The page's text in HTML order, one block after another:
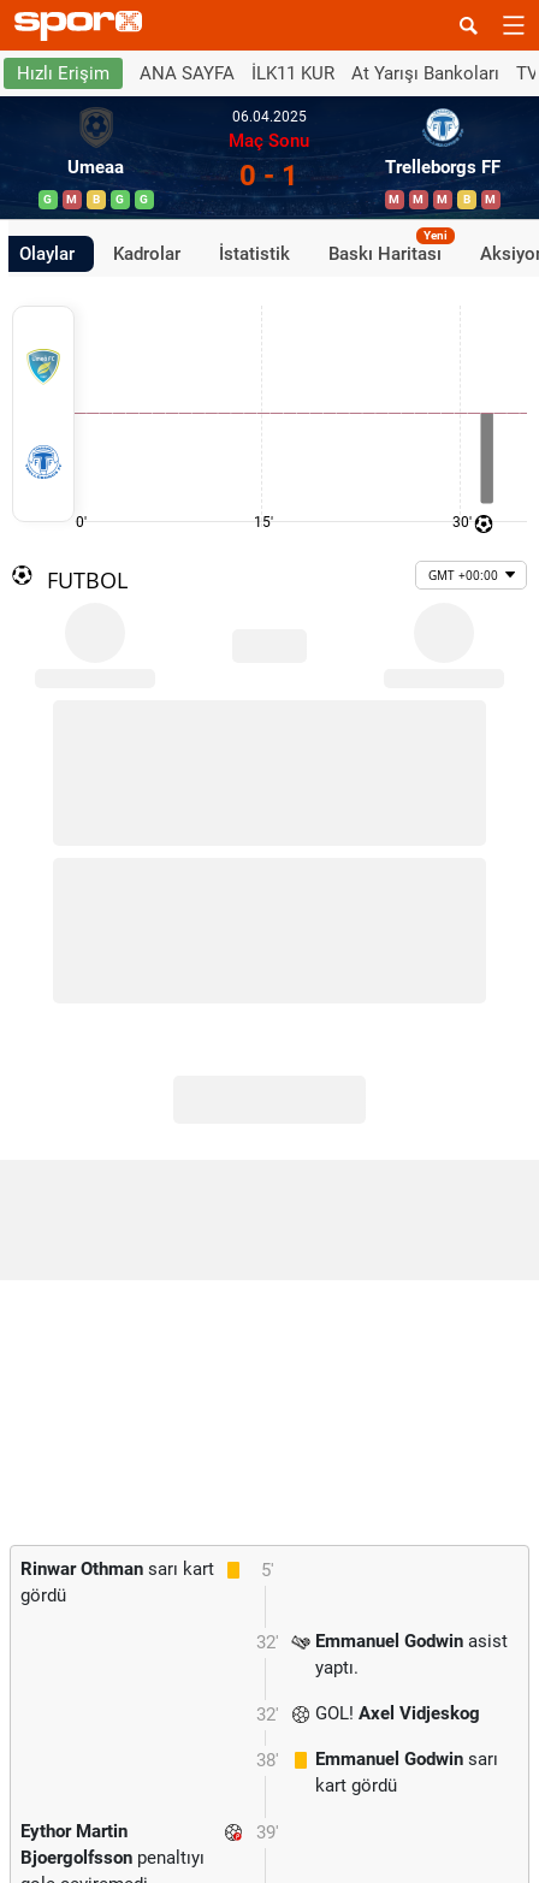
Hızlı Erişim ANA SAYFA İLK11 KUR At Yarışı Bankoları
Umeaa
G M B G G
06.04.2025
Maç Sonu
0 - 1 Trelleborgs FF
M M M B M
Olaylar Kadrolar İstatistik Baskı Haritası
Yeni
0' 15' 30'
FUTBOL GMT +00:00
5'
Rinwar Othman sarı kart
gördü
32' Emmanuel Godwin asist
yaptı.
32' GOL! Axel Vidjeskog
38' Emmanuel Godwin sarı
kart gördü
39'
Eythor Martin
Bjoergolfsson penaltıyı